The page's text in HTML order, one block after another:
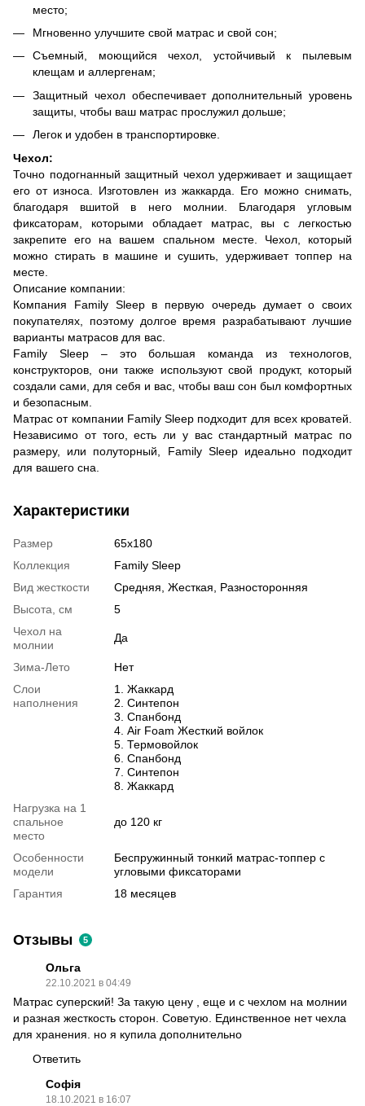
место;
Мгновенно улучшите свой матрас и свой сон;
Съемный, моющийся чехол, устойчивый к пылевым
клещам и аллергенам;
Защитный чехол обеспечивает дополнительный уровень
защиты, чтобы ваш матрас прослужил дольше;
Легок и удобен в транспортировке.
Чехол:
Точно подогнанный защитный чехол удерживает и защищает
его от износа. Изготовлен из жаккарда. Его можно снимать,
благодаря вшитой в него молнии. Благодаря угловым
фиксаторам, которыми обладает матрас, вы с легкостью
закрепите его на вашем спальном месте. Чехол, который
можно стирать в машине и сушить, удерживает топпер на
месте.
Описание компании:
Компания Family Sleep в первую очередь думает о своих
покупателях, поэтому долгое время разрабатывают лучшие
варианты матрасов для вас.
Family Sleep – это большая команда из технологов,
конструкторов, они также используют свой продукт, который
создали сами, для себя и вас, чтобы ваш сон был комфортных
и безопасным.
Матрас от компании Family Sleep подходит для всех кроватей.
Независимо от того, есть ли у вас стандартный матрас по
размеру, или полуторный, Family Sleep идеально подходит
для вашего сна.
Характеристики
Размер
65х180
Коллекция
Family Sleep
Вид жесткости
Средняя, Жесткая, Разносторонняя
Высота, см
5
Чехол на
молнии
Да
Зима-Лето
Нет
Слои
наполнения
1. Жаккард
2. Синтепон
3. Спанбонд
4. Air Foam Жесткий войлок
5. Термовойлок
6. Спанбонд
7. Синтепон
8. Жаккард
Нагрузка на 1
спальное
место
до 120 кг
Особенности
модели
Беспружинный тонкий матрас-топпер с
угловыми фиксаторами
Гарантия
18 месяцев
Отзывы 5
Ольга
22.10.2021 в 04:49
Матрас суперский! За такую цену , еще и с чехлом на молнии
и разная жесткость сторон. Советую. Единственное нет чехла
для хранения. но я купила дополнительно
Ответить
Софія
18.10.2021 в 16:07